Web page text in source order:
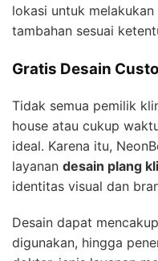
lokasi untuk
tambahan sesuai
Gratis Desain
Tidak semua pemilik
house atau cukup
ideal. Karena itu,
layanan desain plang
identitas visual dan
Desain dapat
digunakan, hingga